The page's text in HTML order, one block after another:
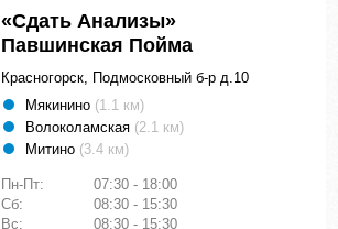
«Сдать Анализы»
Павшинская Пойма
Красногорск, Подмосковный б-р д.10
Мякинино (1.1 км)
Волоколамская (2.1 км)
Митино (3.4 км)
Пн-Пт:
07:30 - 18:00
Сб:
08:30 - 15:30
Вс:
08:30 - 15:30